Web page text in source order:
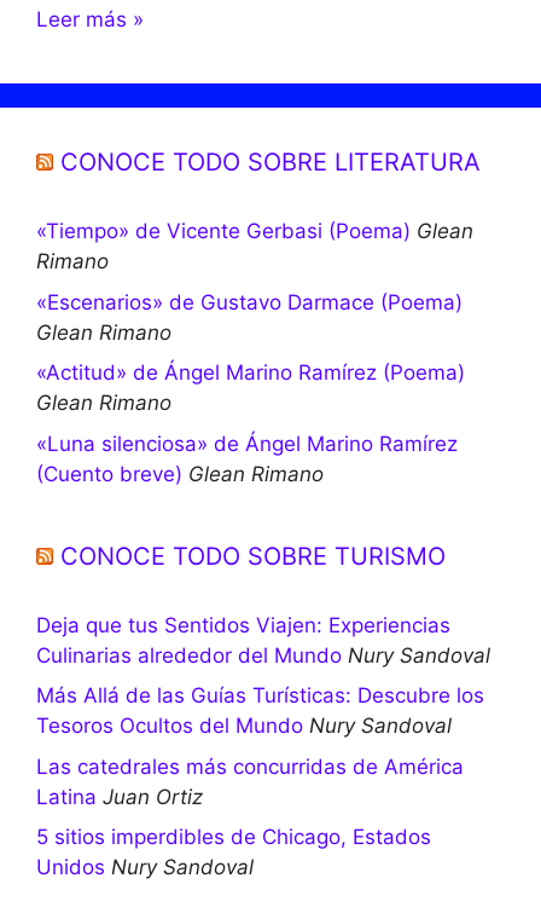
Leer más »
CONOCE TODO SOBRE LITERATURA
«Tiempo» de Vicente Gerbasi (Poema) Glean
Rimano
«Escenarios» de Gustavo Darmace (Poema)
Glean Rimano
«Actitud» de Ángel Marino Ramírez (Poema)
Glean Rimano
«Luna silenciosa» de Ángel Marino Ramírez
(Cuento breve) Glean Rimano
CONOCE TODO SOBRE TURISMO
Deja que tus Sentidos Viajen: Experiencias
Culinarias alrededor del Mundo Nury Sandoval
Más Allá de las Guías Turísticas: Descubre los
Tesoros Ocultos del Mundo Nury Sandoval
Las catedrales más concurridas de América
Latina Juan Ortiz
5 sitios imperdibles de Chicago, Estados
Unidos Nury Sandoval